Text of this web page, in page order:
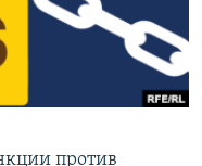
против